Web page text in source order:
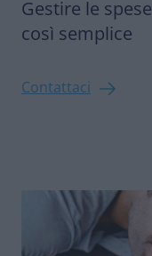
Gestire le
così semplice
Contattaci